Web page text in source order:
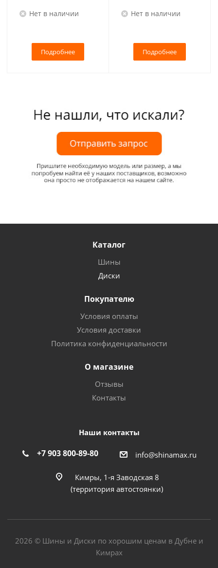
Нет в наличии
Подробнее
Нет в наличии
Подробнее
Каталог
Шины
Диски
Покупателю
Условия оплаты
Условия доставки
Политика конфиденциальности
О магазине
Отзывы
Контакты
Наши контакты
+7 903 800-89-80 info@shinamax.ru
Кимры, 1-я Заводская 8
(территория автостоянки)
2026 © Шины и Диски по хорошим ценам в Дубне и
Кимрах